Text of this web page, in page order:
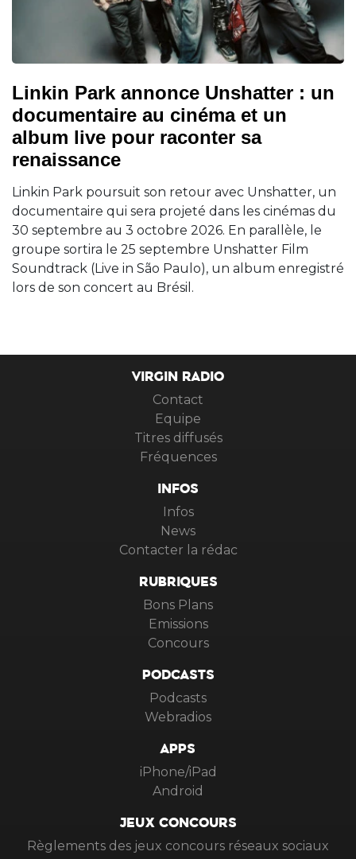
Linkin Park annonce Unshatter : un
documentaire au cinéma et un
album live pour raconter sa
renaissance
Linkin Park poursuit son retour avec Unshatter, un
documentaire qui sera projeté dans les cinémas du
30 septembre au 3 octobre 2026. En parallèle, le
groupe sortira le 25 septembre Unshatter Film
Soundtrack (Live in São Paulo), un album enregistré
lors de son concert au Brésil.
VIRGIN RADIO
Contact
Equipe
Titres diffusés
Fréquences
INFOS
Infos
News
Contacter la rédac
RUBRIQUES
Bons Plans
Emissions
Concours
PODCASTS
Podcasts
Webradios
APPS
iPhone/iPad
Android
JEUX CONCOURS
Règlements des jeux concours réseaux sociaux